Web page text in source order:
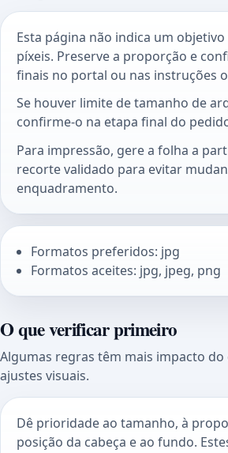
Esta página não indica um
píxeis. Preserve a proporção e
finais no portal ou nas instruções
Se houver limite de tamanho de
confirme-o na etapa final do
Para impressão, gere a folha a
recorte validado para evitar
enquadramento.
Formatos preferidos: jpg
Formatos aceites: jpg, jpeg, png
O que verificar primeiro
Algumas regras têm mais impacto do
ajustes visuais.
Dê prioridade ao tamanho, à
posição da cabeça e ao fundo.